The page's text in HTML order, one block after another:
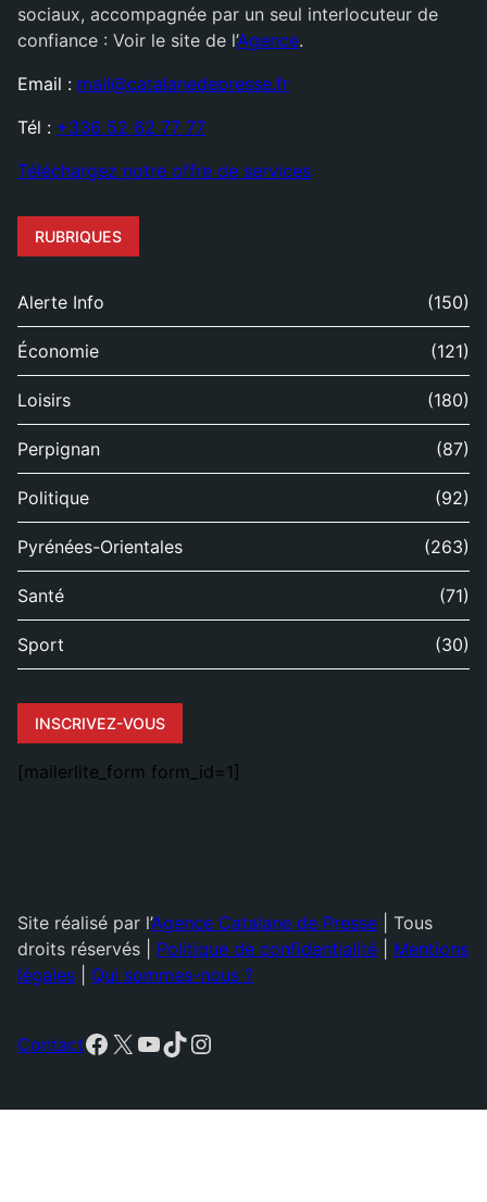
sociaux, accompagnée par un seul interlocuteur de
confiance : Voir le site de l’Agence.
Email : mail@catalanedepresse.fr
Tél : +336 52 62 77 77
Téléchargez notre offre de services
RUBRIQUES
Alerte Info (150)
Économie (121)
Loisirs (180)
Perpignan (87)
Politique (92)
Pyrénées-Orientales (263)
Santé (71)
Sport (30)
INSCRIVEZ-VOUS
[mailerlite_form form_id=1]
Site réalisé par l’Agence Catalane de Presse | Tous
droits réservés | Politique de confidentialité
Mentions
légales
Qui sommes-nous ?
ContactFacebook
X YouTube
TikTok
Instagram